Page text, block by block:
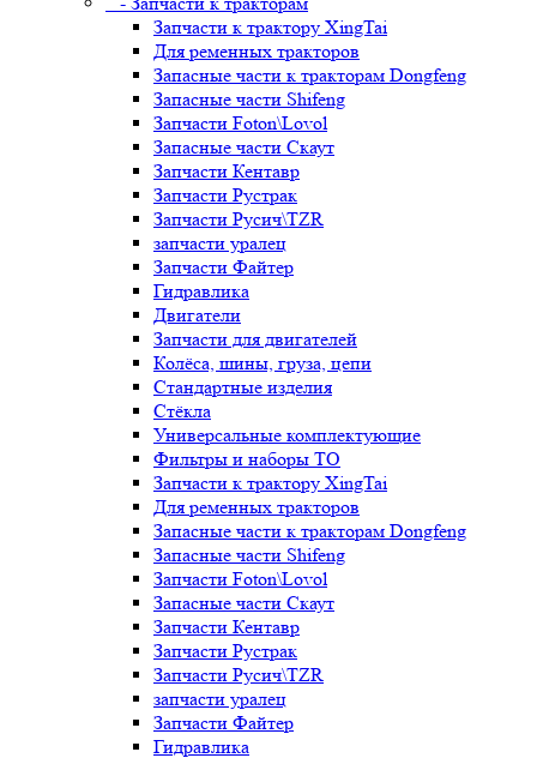
Запчасти к трактору XingTai
Для ременных тракторов
Запасные части к тракторам Dongfeng
Запасные части Shifeng
Запчасти Foton\Lovol
Запасные части Скаут
Запчасти Кентавр
Запчасти Рустрак
Запчасти Русич\TZR
запчасти уралец
Запчасти Файтер
Гидравлика
Двигатели
Запчасти для двигателей
Колёса, шины, груза, цепи
Стандартные изделия
Стёкла
Универсальные комплектующие
Фильтры и наборы ТО
Запчасти к трактору XingTai
Для ременных тракторов
Запасные части к тракторам Dongfeng
Запасные части Shifeng
Запчасти Foton\Lovol
Запасные части Скаут
Запчасти Кентавр
Запчасти Рустрак
Запчасти Русич\TZR
запчасти уралец
Запчасти Файтер
Гидравлика